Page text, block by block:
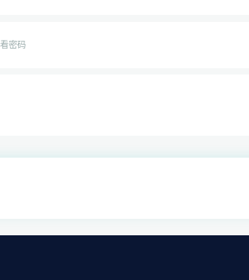
密码